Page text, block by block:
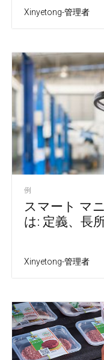
Xinyetong-管理者
例
スマート マ
は: 定義、長
Xinyetong-管理者